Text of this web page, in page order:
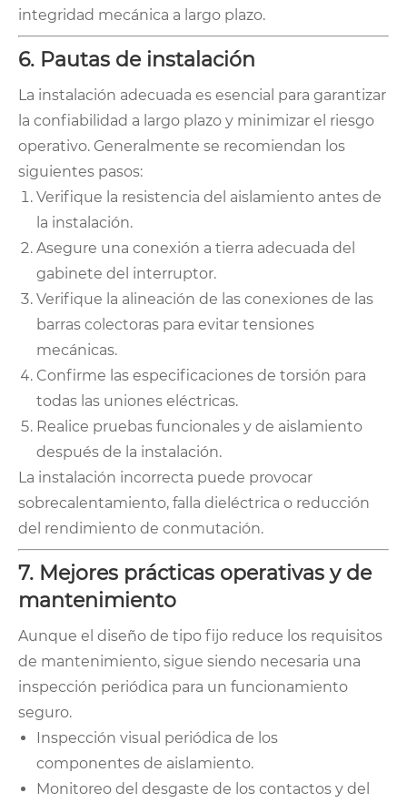
integridad mecánica a largo plazo.
6. Pautas de instalación
La instalación adecuada es esencial para garantizar
la confiabilidad a largo plazo y minimizar el riesgo
operativo. Generalmente se recomiendan los
siguientes pasos:
Verifique la resistencia del aislamiento antes de
la instalación.
Asegure una conexión a tierra adecuada del
gabinete del interruptor.
Verifique la alineación de las conexiones de las
barras colectoras para evitar tensiones
mecánicas.
Confirme las especificaciones de torsión para
todas las uniones eléctricas.
Realice pruebas funcionales y de aislamiento
después de la instalación.
La instalación incorrecta puede provocar
sobrecalentamiento, falla dieléctrica o reducción
del rendimiento de conmutación.
7. Mejores prácticas operativas y de
mantenimiento
Aunque el diseño de tipo fijo reduce los requisitos
de mantenimiento, sigue siendo necesaria una
inspección periódica para un funcionamiento
seguro.
Inspección visual periódica de los
componentes de aislamiento.
Monitoreo del desgaste de los contactos y del